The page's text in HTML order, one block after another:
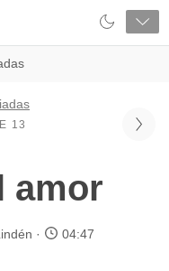
13
amor
04:47